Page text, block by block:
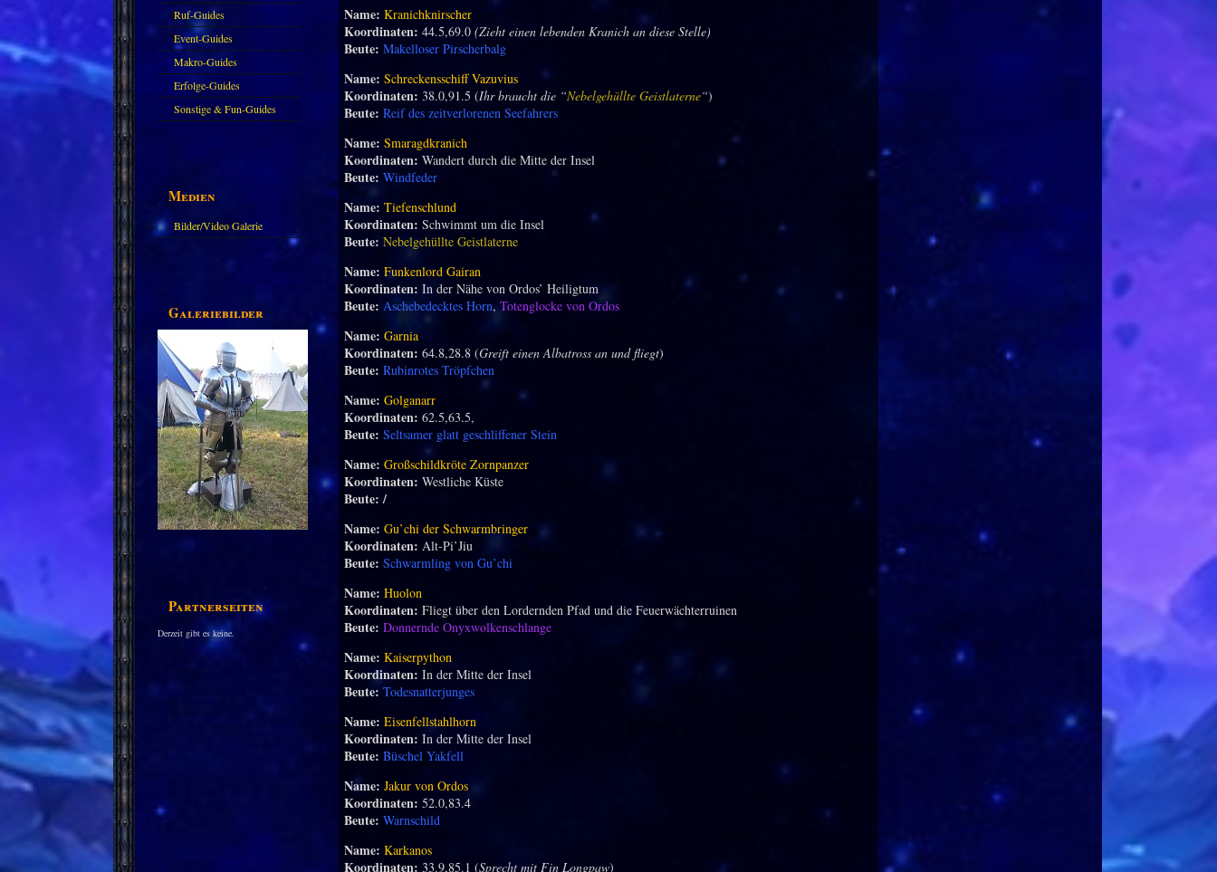
Ruf-Guides
Event-Guides
Makro-Guides
Erfolge-Guides
Sonstige & Fun-Guides
Medien
Bilder/Video Galerie
Galeriebilder
Partnerseiten
Derzeit gibt es keine.
Name: Kranichknirscher
Koordinaten: 44.5,69.0 (Zieht einen lebenden Kranich an diese Stelle)
Beute: Makelloser Pirscherbalg
Name: Schreckensschiff Vazuvius
Koordinaten: 38.0,91.5 (Ihr braucht die “Nebelgehüllte Geistlaterne“)
Beute: Reif des zeitverlorenen Seefahrers
Name: Smaragdkranich
Koordinaten: Wandert durch die Mitte der Insel
Beute: Windfeder
Name: Tiefenschlund
Koordinaten: Schwimmt um die Insel
Beute: Nebelgehüllte Geistlaterne
Name: Funkenlord Gairan
Koordinaten: In der Nähe von Ordos’ Heiligtum
Beute: Aschebedecktes Horn,Totenglocke von Ordos
Name: Garnia
Koordinaten: 64.8,28.8 (Greift einen Albatross an und fliegt)
Beute: Rubinrotes Tröpfchen
Name: Golganarr
Koordinaten: 62.5,63.5,
Beute: Seltsamer glatt geschliffener Stein
Name: Großschildkröte Zornpanzer
Koordinaten: Westliche Küste
Beute: /
Name: Gu’chi der Schwarmbringer
Koordinaten: Alt-Pi’Jiu
Beute: Schwarmling von Gu’chi
Name: Huolon
Koordinaten: Fliegt über den Lordernden Pfad und die Feuerwächterruinen
Beute: Donnernde Onyxwolkenschlange
Name: Kaiserpython
Koordinaten: In der Mitte der Insel
Beute: Todesnatterjunges
Name: Eisenfellstahlhorn
Koordinaten: In der Mitte der Insel
Beute: Büschel Yakfell
Name: Jakur von Ordos
Koordinaten: 52.0,83.4
Beute: Warnschild
Name: Karkanos
Koordinaten: 33.9,85.1 (Sprecht mit Fin Longpaw)